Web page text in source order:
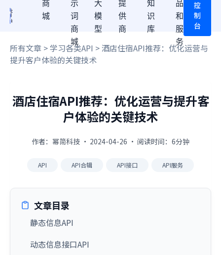
商
城
示
词
商
城
大
模
型
提
供
商
知
识
库
品
和
服
务
控
制
台
所有文章 >学习各类API > 酒店住宿API推荐：优化运营与
提升客户体验的关键技术
酒店住宿API推荐：优化运营与提升客
户体验的关键技术
作者：幂简科技 · 2024-04-26 · 阅读时间：6分钟
API API合辑 API接口 API服务
文章目录
静态信息API
动态信息接口API